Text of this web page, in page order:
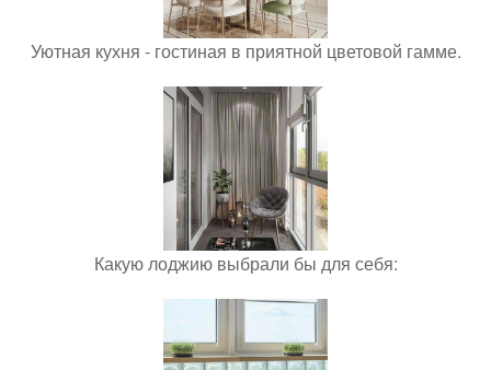
Уютная кухня - гостиная в приятной цветовой гамме.
Какую лоджию выбрали бы для себя: